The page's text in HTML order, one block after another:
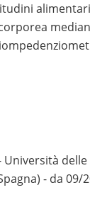
delle
- da 09/